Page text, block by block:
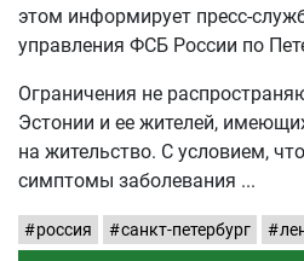
этом информирует пресс-
управления ФСБ России по
Ограничения не
Эстонии и ее жителей,
на жительство. С условием,
симптомы заболевания
россия санкт-петербург